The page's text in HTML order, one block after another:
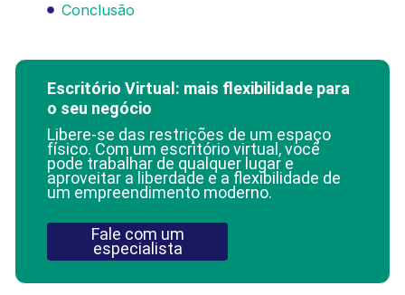
Conclusão
Escritório Virtual: mais flexibilidade para
o seu negócio
Libere-se das restrições de um espaço
físico. Com um escritório virtual, você
pode trabalhar de qualquer lugar e
aproveitar a liberdade e a flexibilidade de
um empreendimento moderno.
Fale com um
especialista